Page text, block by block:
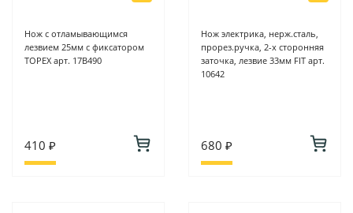
Нож с отламывающимся
лезвием 25мм с фиксатором
TOPEX арт. 17B490
410 ₽
Нож электрика, нерж.сталь,
прорез.ручка, 2-х сторонняя
заточка, лезвие 33мм FIT арт.
10642
680 ₽